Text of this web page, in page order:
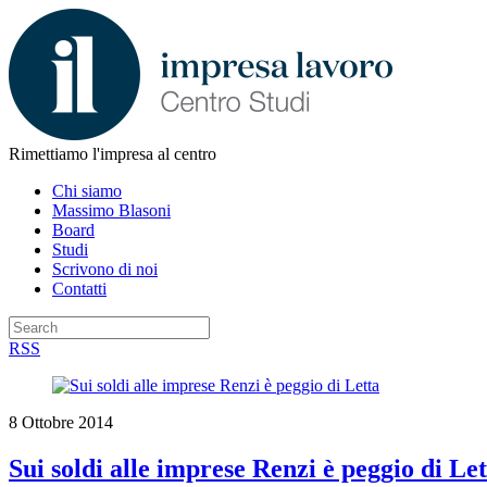
Rimettiamo l'impresa al centro
Chi siamo
Massimo Blasoni
Board
Studi
Scrivono di noi
Contatti
RSS
8 Ottobre 2014
Sui soldi alle imprese Renzi è peggio di